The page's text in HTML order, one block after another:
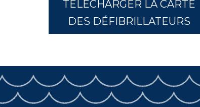
TÉLÉCHARGER LA CARTE
DES DÉFIBRILLATEURS